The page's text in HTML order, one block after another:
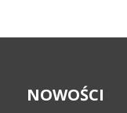
NOWOŚCI